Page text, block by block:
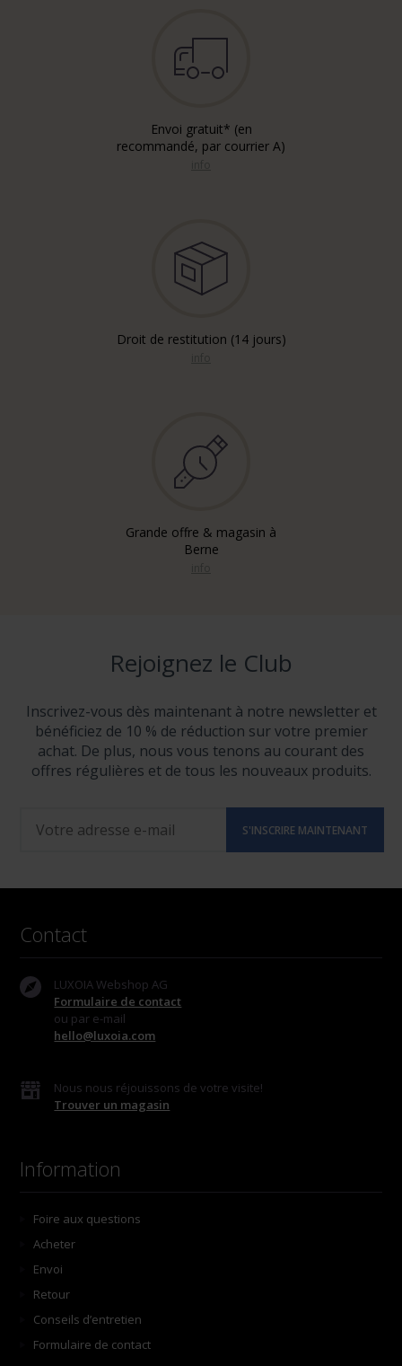
Envoi gratuit* (en
recommandé, par courrier A)
Droit de restitution (14 jours)
Grande offre & magasin à
Berne
Rejoignez le Club
Inscrivez-vous dès maintenant à notre newsletter et
bénéficiez de 10 % de réduction sur votre premier
achat. De plus, nous vous tenons au courant des
offres régulières et de tous les nouveaux produits.
Contact
LUXOIA Webshop AG
Formulaire de contact
ou par e-mail
hello@luxoia.com
Nous nous réjouissons de votre visite!
Trouver un magasin
Information
Foire aux questions
Acheter
Envoi
Retour
Conseils d’entretien
Formulaire de contact